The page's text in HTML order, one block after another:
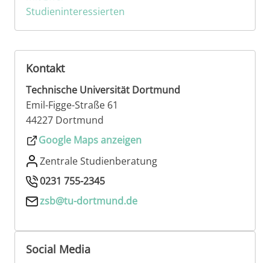
Kontakt
Technische Universität Dortmund
Emil-Figge-Straße 61
44227 Dortmund
Google Maps anzeigen
Zentrale Studienberatung
0231 755-2345
zsb@tu-dortmund.de
Social Media